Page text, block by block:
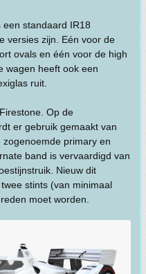
standaard IR18
versies zijn. Eén voor de
ovals en één voor de high
wagen heeft ook een
ruit.
Op de
er gebruik gemaakt van
primary en
band is vervaardigd van
Nieuw dit
stints (van minimaal
moet worden.